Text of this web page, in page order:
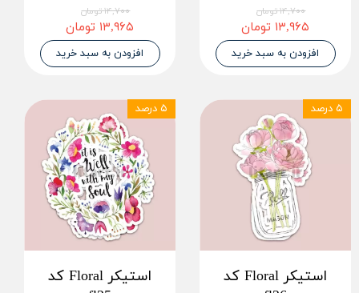
۱۴,۷۰۰ تومان
۱۳,۹۶۵ تومان
افزودن به سبد خرید
۱۴,۷۰۰ تومان
۱۳,۹۶۵ تومان
افزودن به سبد خرید
استیکر Floral کد
۵ درصد
استیکر Floral کد
۵ درصد